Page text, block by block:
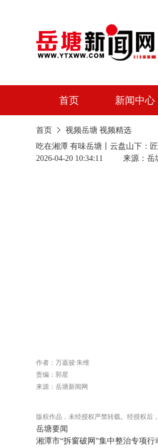
首页 新闻中心
首页 视频岳塘 视频精选
吃在湘潭 有味岳塘丨云盘山下：
2026-04-20 10:34:11 来源：
作者：万嘉骏 朱维
责编：郭星
来源：岳塘新闻网
版权作品，未经授权严禁转载。经授权后
岳塘要闻
湘潭市“拆窗破网”集中整治专项